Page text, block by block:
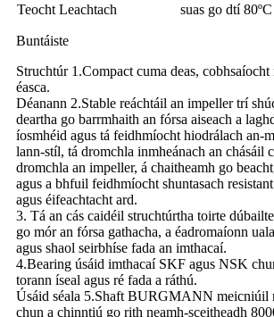
Teocht Leachtach
suas go dtí 80ºC
Buntáiste
Struchtúr 1.Compact cuma deas,
éasca.
Déanann 2.Stable reáchtáil an impeller trí
deartha go barrmhaith an fórsa aiseach a
íosmhéid agus tá feidhmíocht hiodrálach an-
lann-stíl, tá dromchla inmheánach an chásáil
dromchla an impeller, á chaitheamh go
agus a bhfuil feidhmíocht shuntasach
agus éifeachtacht ard.
3. Tá an cás caidéil struchtúrtha toirte
go mór an fórsa gathacha, a éadromaíonn
agus shaol seirbhíse fada an imthacaí.
4.Bearing úsáid imthacaí SKF agus NSK
torann íseal agus ré fada a ráthú.
Úsáid séala 5.Shaft BURGMANN meicniúil
chun a chinntiú go rith neamh-sceitheadh